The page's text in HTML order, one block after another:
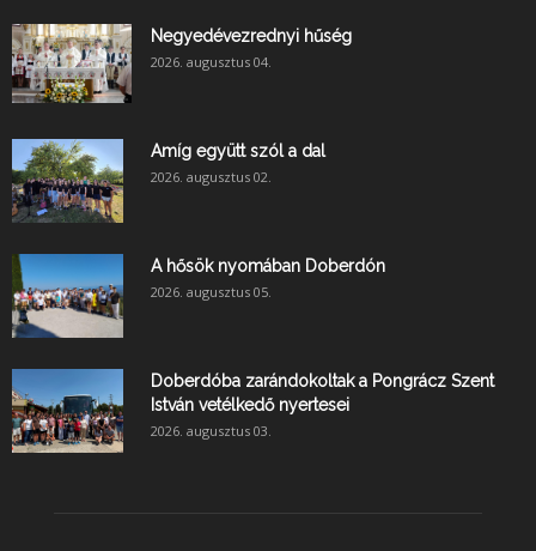
Negyedévezrednyi hűség
2026. augusztus 04.
Amíg együtt szól a dal
2026. augusztus 02.
A hősök nyomában Doberdón
2026. augusztus 05.
Doberdóba zarándokoltak a Pongrácz Szent
István vetélkedő nyertesei
2026. augusztus 03.